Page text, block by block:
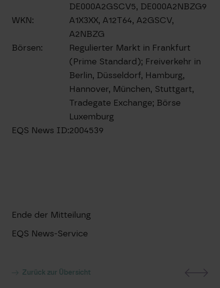
DE000A2GSCV5, DE000A2NBZG9
WKN:
A1X3XX, A12T64, A2GSCV,
A2NBZG
Börsen:
Regulierter Markt in Frankfurt
(Prime Standard); Freiverkehr in
Berlin, Düsseldorf, Hamburg,
Hannover, München, Stuttgart,
Tradegate Exchange; Börse
Luxemburg
EQS News ID:2004539
Ende der Mitteilung
EQS News-Service
Zurück zur Übersicht